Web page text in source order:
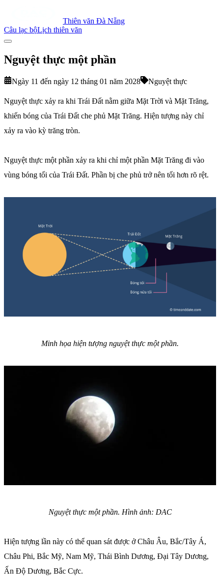
Thiên văn Đà Nẵng
Câu lạc bộLịch thiên văn
Nguyệt thực một phần
Ngày 11 đến ngày 12 tháng 01 năm 2028 Nguyệt thực
Nguyệt thực xảy ra khi Trái Đất nằm giữa Mặt Trời và Mặt Trăng,
khiến bóng của Trái Đất che phủ Mặt Trăng. Hiện tượng này chỉ
xảy ra vào kỳ trăng tròn.
Nguyệt thực một phần xảy ra khi chỉ một phần Mặt Trăng đi vào
vùng bóng tối của Trái Đất. Phần bị che phủ trở nên tối hơn rõ rệt.
Minh họa hiện tượng nguyệt thực một phần.
Nguyệt thực một phần. Hình ảnh: DAC
Hiện tượng lần này có thể quan sát được ở Châu Âu, Bắc/Tây Á,
Châu Phi, Bắc Mỹ, Nam Mỹ, Thái Bình Dương, Đại Tây Dương,
Ấn Độ Dương, Bắc Cực.